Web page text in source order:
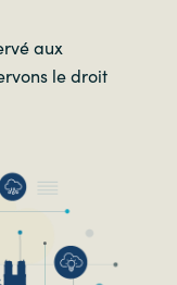
aux
le droit